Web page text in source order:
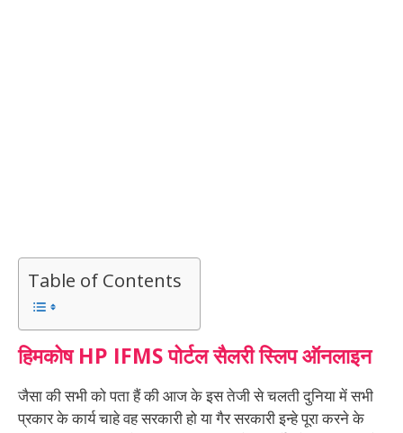
Table of Contents
हिमकोष HP IFMS पोर्टल सैलरी स्लिप ऑनलाइन
जैसा की सभी को पता हैं की आज के इस तेजी से चलती दुनिया में सभी
प्रकार के कार्य चाहे वह सरकारी हो या गैर सरकारी इन्हे पूरा करने के